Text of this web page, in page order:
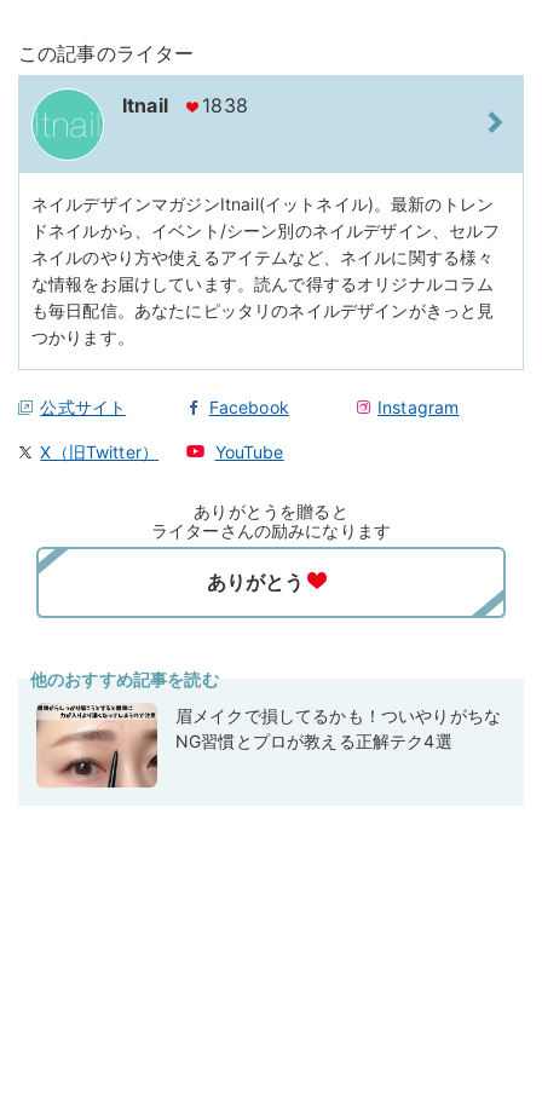
この記事のライター
Itnail 1838
ネイルデザインマガジンItnail(イットネイル)。最新のトレン
ドネイルから、イベント/シーン別のネイルデザイン、セルフ
ネイルのやり方や使えるアイテムなど、ネイルに関する様々
な情報をお届けしています。読んで得するオリジナルコラム
も毎日配信。あなたにピッタリのネイルデザインがきっと見
つかります。
公式サイト Facebook Instagram
X（旧Twitter） YouTube
ありがとうを贈ると
ライターさんの励みになります
他のおすすめ記事を読む
眉メイクで損してるかも！ついやりがちな
NG習慣とプロが教える正解テク4選